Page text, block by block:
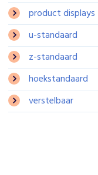
product displays
u-standaard
z-standaard
hoekstandaard
verstelbaar